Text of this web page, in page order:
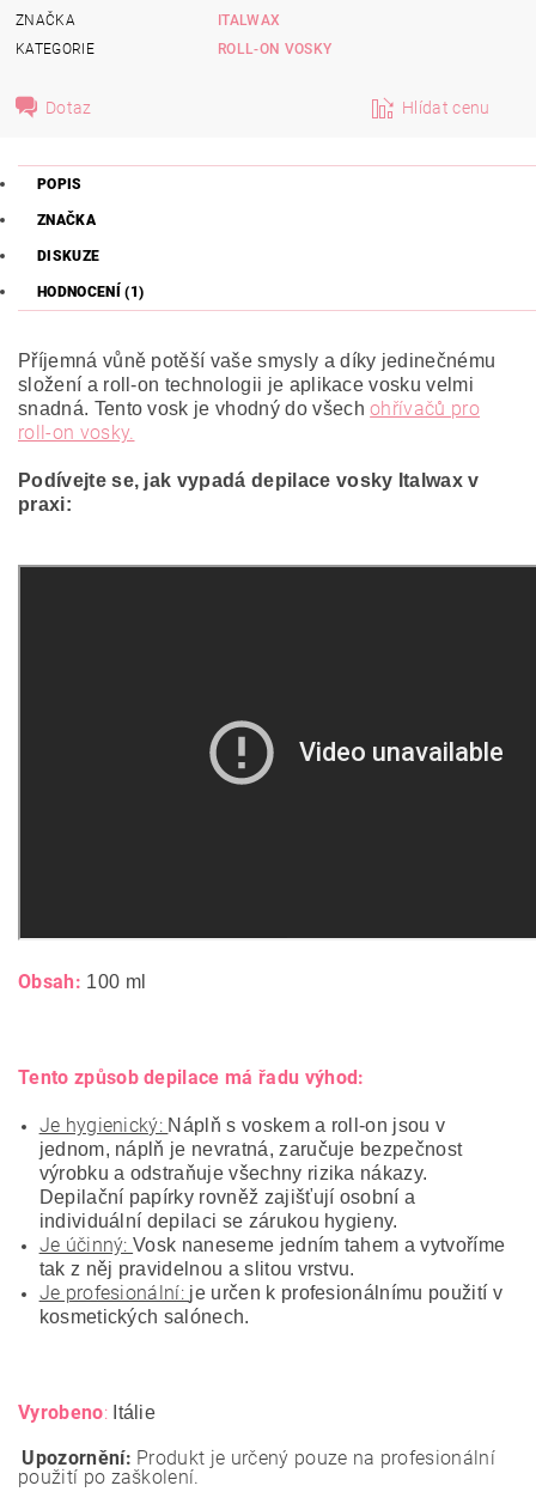
ZNAČKA
ITALWAX
KATEGORIE
ROLL-ON VOSKY
Dotaz Hlídat cenu
POPIS
ZNAČKA
DISKUZE
HODNOCENÍ (1)
Příjemná vůně potěší vaše smysly a díky jedinečnému
složení a roll-on technologii je aplikace vosku velmi
snadná. Tento vosk je vhodný do všechohřívačů pro
roll-on vosky.
Podívejte se, jak vypadá depilace vosky Italwax v
praxi:
Obsah: 100 ml
Tento způsob depilace má řadu výhod:
Je hygienický: Náplň s voskem a roll-on jsou v
jednom, náplň je nevratná, zaručuje bezpečnost
výrobku a odstraňuje všechny rizika nákazy.
Depilační papírky rovněž zajišťují osobní a
individuální depilaci se zárukou hygieny.
Je účinný:Vosk naneseme jedním tahem a vytvoříme
tak z něj pravidelnou a slitou vrstvu.
Je profesionální: je určen k profesionálnímu použití v
kosmetických salónech.
Vyrobeno:Itálie
Upozornění: Produkt je určený pouze na profesionální
použití po zaškolení.